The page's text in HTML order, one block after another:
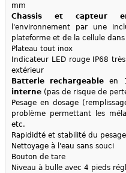
mm
Chassis et capteur
l'environnement par une
plateforme et de la cellule
Plateau tout inox
Indicateur LED rouge IP68
extérieur
Batterie rechargeable en
interne (pas de risque de
Pesage en dosage
problème permettant les
etc.
Rapididté et stabilité du pesage
Nettoyage à l'eau sans souci
Bouton de tare
Niveau à bulle avec 4 pieds